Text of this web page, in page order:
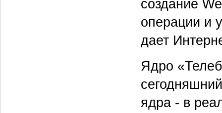
создание
операции и
дает
Ядро
ядра - в